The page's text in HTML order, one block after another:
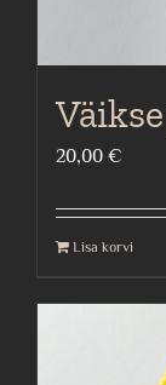
20,00 €
Lisa korvi